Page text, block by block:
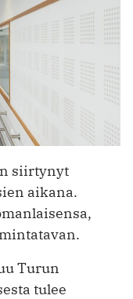
siirtynyt
aikana.
Turun
tulee